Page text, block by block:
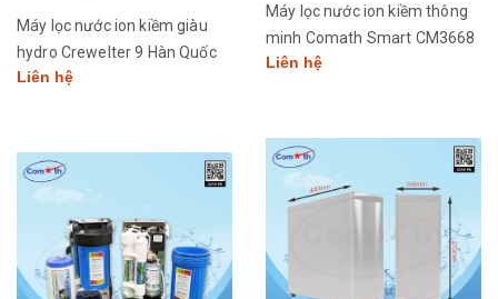
Máy lọc nước ion kiềm giàu
hydro Crewelter 9 Hàn Quốc
Liên hệ
Máy lọc nước ion kiềm thông
minh Comath Smart CM3668
Liên hệ